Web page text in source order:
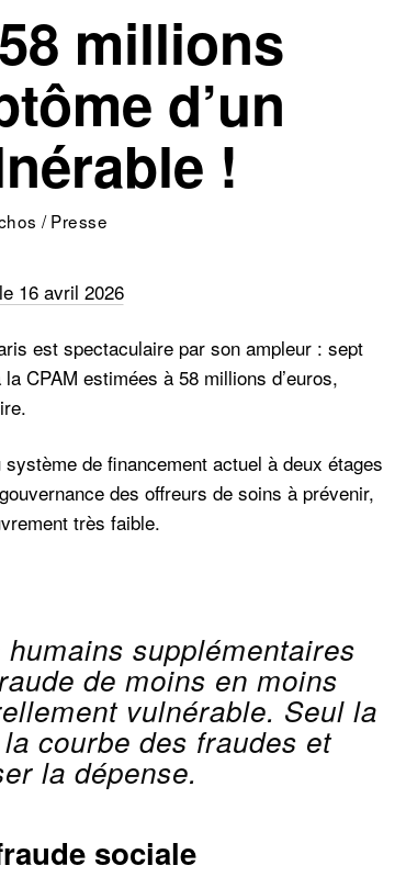
millions
d’un
!
/ Presse
16 avril 2026
est spectaculaire par son ampleur : sept
CPAM estimées à 58 millions d’euros,
de financement actuel à deux étages
des offreurs de soins à prévenir,
très faible.
supplémentaires
de moins en moins
vulnérable. Seul la
courbe des fraudes et
la dépense.
sociale